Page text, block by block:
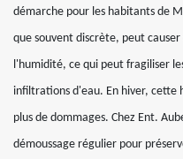
démarche pour les habitants de
que souvent discrète, peut
l'humidité, ce qui peut fragiliser
infiltrations d'eau. En hiver, cette
plus de dommages. Chez Ent.
démoussage régulier pour